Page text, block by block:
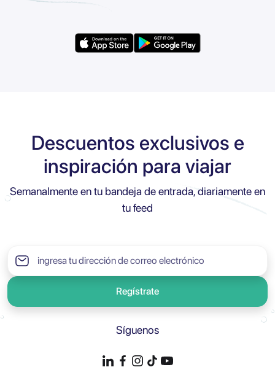
Descuentos exclusivos e
inspiración para viajar
Semanalmente en tu bandeja de entrada, diariamente en
tu feed
Regístrate
Síguenos